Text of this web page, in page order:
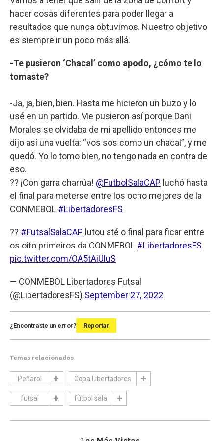
hacer cosas diferentes para poder llegar a
resultados que nunca obtuvimos. Nuestro objetivo
es siempre ir un poco más allá.
-Te pusieron ‘Chacal’ como apodo, ¿cómo te lo
tomaste?
-Ja, ja, bien, bien. Hasta me hicieron un buzo y lo
usé en un partido. Me pusieron así porque Dani
Morales se olvidaba de mi apellido entonces me
dijo así una vuelta: “vos sos como un chacal”, y me
quedó. Yo lo tomo bien, no tengo nada en contra de
eso.
?? ¡Con garra charrúa! @FutbolSalaCAP luchó hasta
el final para meterse entre los ocho mejores de la
CONMEBOL #LibertadoresFS
?? #FutsalSalaCAP lutou até o final para ficar entre
os oito primeiros da CONMEBOL #LibertadoresFS
pic.twitter.com/OA5tAiUluS
— CONMEBOL Libertadores Futsal
(@LibertadoresFS) September 27, 2022
¿Encontraste un error? Reportar
Temas relacionados
Peñarol Copa Libertadores
futsal fútbol sala